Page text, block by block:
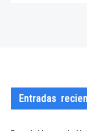
Entradas